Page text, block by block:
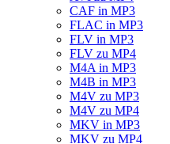
CAF in MP3
FLAC in MP3
FLV in MP3
FLV zu MP4
M4A in MP3
M4B in MP3
M4V zu MP3
M4V zu MP4
MKV in MP3
MKV zu MP4